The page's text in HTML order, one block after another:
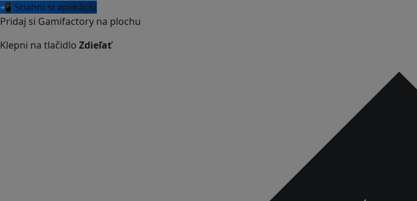
📲 Stiahni si aplikáciu
Pridaj si Gamifactory na plochu
Klepni na tlačidlo Zdieľať